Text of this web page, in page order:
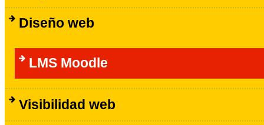
Diseño web
LMS Moodle
Visibilidad web